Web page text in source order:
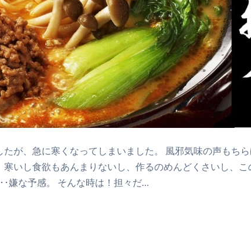
が、急に寒くなってしまいました。 風邪気味の声もちら
いし食欲もあんまりないし、作るのめんどくさいし、こ
･嫌な予感。 そんな時は！担々だ…